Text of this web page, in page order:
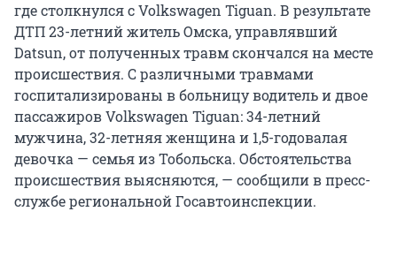
где столкнулся с Volkswagen Tiguan. В результате
ДТП 23-летний житель Омска, управлявший
Datsun, от полученных травм скончался на месте
происшествия. С различными травмами
госпитализированы в больницу водитель и двое
пассажиров Volkswagen Tiguan: 34-летний
мужчина, 32-летняя женщина и 1,5-годовалая
девочка — семья из Тобольска. Обстоятельства
происшествия выясняются, — сообщили в пресс-
службе региональной Госавтоинспекции.